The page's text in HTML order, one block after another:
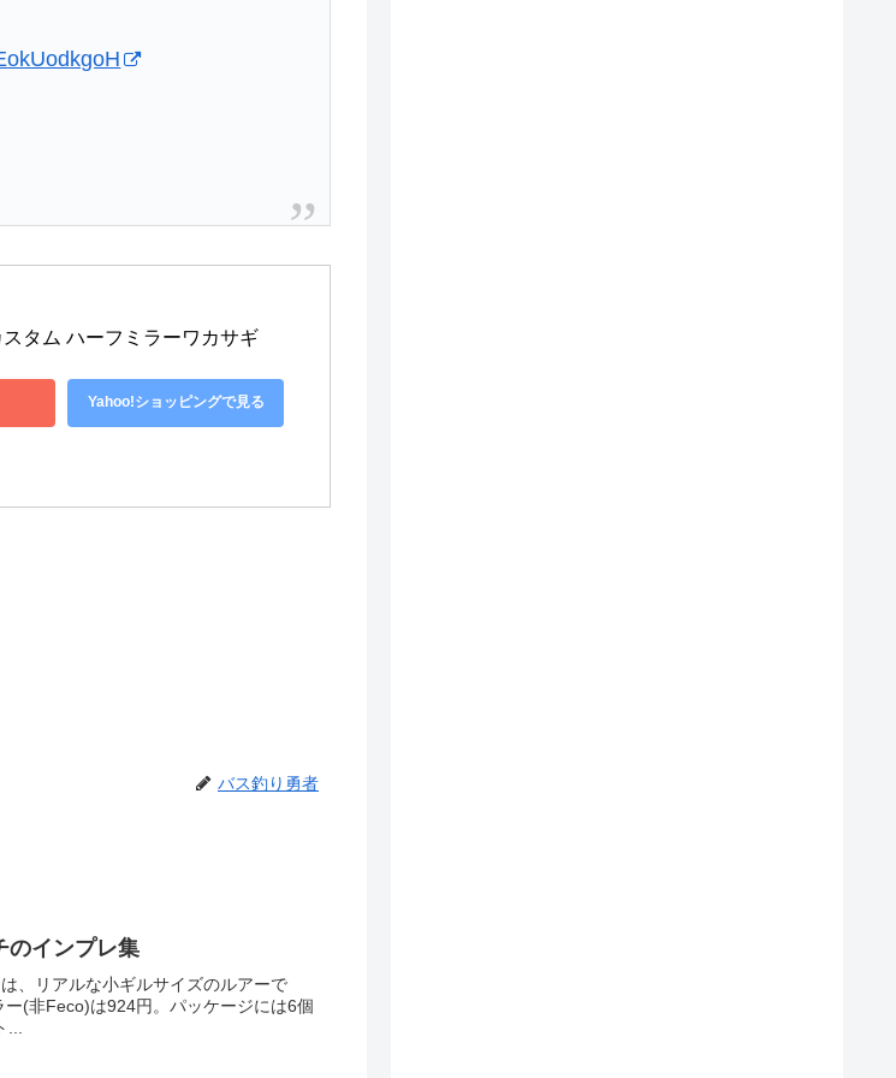
タム ハーフミラーワカサギ
Yahoo!ショッピングで見る
バス釣り勇者
のインプレ集
、リアルな小ギルサイズのルアーで
(非Feco)は924円。パッケージには6個